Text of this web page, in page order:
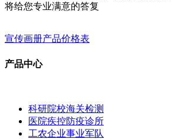
将给您专业满意的答复
宣传画册产品价格表
产品中心
科研院校海关检测
医院疾控防疫诊所
工农企业事业军队